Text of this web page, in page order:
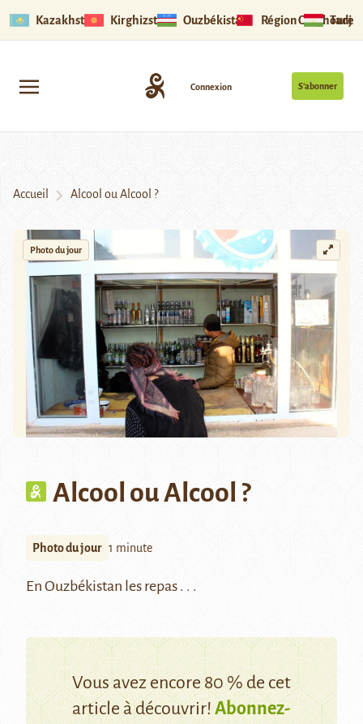
Kazakhstan Kirghizstan Ouzbékistan Région Ouïghoure
S’abonner
Connexion
Accueil Alcool ou Alcool ?
Photo du jour
Alcool ou Alcool ?
Photo du jour 1 minute
En Ouzbékistan les repas . . .
Vous avez encore 80 % de cet
article à découvrir!Abonnez-